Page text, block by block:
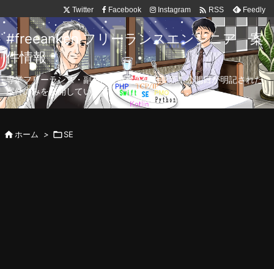
Twitter Facebook Instagram  RSS Feedly
#freeanken フリーランスエンジニア 案
件情報
専業フリーランス・副業向け案件を毎日更新！公開日が明記された
案件のみを公開しています。
ホーム > SE